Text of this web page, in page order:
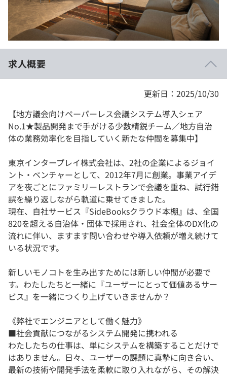
法人向けプラン
学校向けプラン
契約内容・クーポン
求人概要
更新日：2025/10/30
【地方議会向けペーパーレス会議システム導入シェア
No.1★製品開発まで手がける少数精鋭チーム／地方自治
体の業務効率化を目指していく新たな仲間を募集中】
東京インタープレイ株式会社は、2社の企業によるジョイ
ント・ベンチャーとして、2012年7月に創業。事業アイデ
アを夜ごとにファミリーレストランで会議を重ね、試行錯
誤を繰り返しながら軌道に乗せてきました。
現在、自社サービス『SideBooksクラウド本棚』は、全国
820を超える自治体・団体で採用され、社会全体のDX化の
流れに伴い、ますます問い合わせや導入依頼が増え続けて
いる状況です。
新しいモノコトを生み出すためには新しい仲間が必要で
す。わたしたちと一緒に『ユーザーにとって価値あるサー
ビス』を一緒につくり上げていきませんか？
《弊社でエンジニアとして働く魅力》
■社会貢献につながるシステム開発に携われる
わたしたちの仕事は、単にシステムを構築することだけで
はありません。日々、ユーザーの課題に真摯に向き合い、
最新の技術や開発手法を柔軟に取り入れながら、その解決